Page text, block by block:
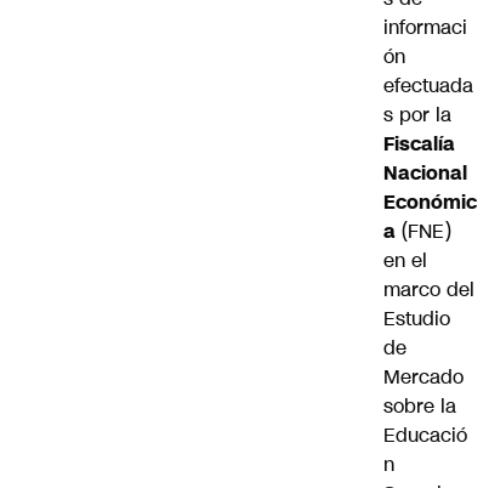
informaci
ón
efectuada
s por la
Fiscalía
Nacional
Económic
a (FNE)
en el
marco del
Estudio
de
Mercado
sobre la
Educació
n